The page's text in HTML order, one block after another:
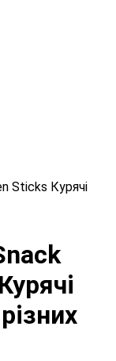
Sticks Курячі